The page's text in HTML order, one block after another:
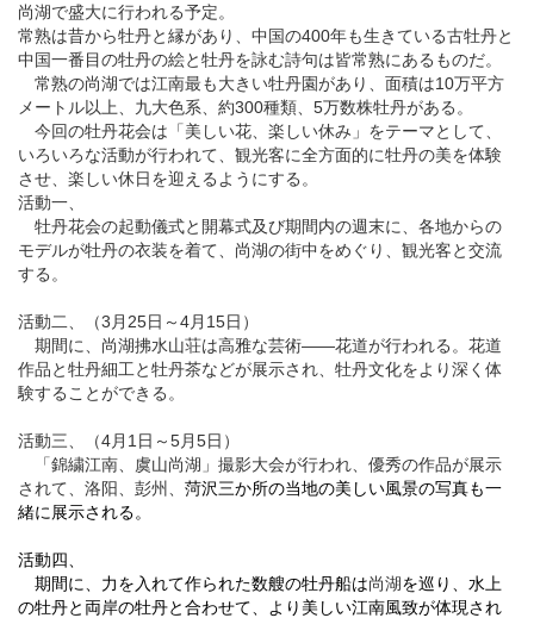
尚湖で盛大に行われる予定。
常熟は昔から牡丹と縁があり、中国の400年も生きている古牡丹と
中国一番目の牡丹の絵と牡丹を詠む詩句は皆常熟にあるものだ。
常熟の尚湖では江南最も大きい牡丹園があり、面積は10万平方
メートル以上、九大色系、約300種類、5万数株牡丹がある。
今回の牡丹花会は「美しい花、楽しい休み」をテーマとして、
いろいろな活動が行われて、観光客に全方面的に牡丹の美を体験
させ、楽しい休日を迎えるようにする。
活動一、
牡丹花会の起動儀式と開幕式及び期間内の週末に、各地からの
モデルが牡丹の衣装を着て、尚湖の街中をめぐり、観光客と交流
する。
活動二、（3月25日～4月15日）
期間に、尚湖拂水山荘は高雅な芸術――花道が行われる。花道
作品と牡丹細工と牡丹茶などが展示され、牡丹文化をより深く体
験することができる。
活動三、（4月1日～5月5日）
「錦繍江南、虞山尚湖」撮影大会が行われ、優秀の作品が展示
されて、 洛阳 、彭州、 菏沢三か所の当地の美しい風景の写真も一
緒に展示される。
活動四、
期間に、力を入れて作られた数艘の牡丹船は尚湖を巡り、水上
の牡丹と両岸の牡丹と合わせて、より美しい江南風致が体現され